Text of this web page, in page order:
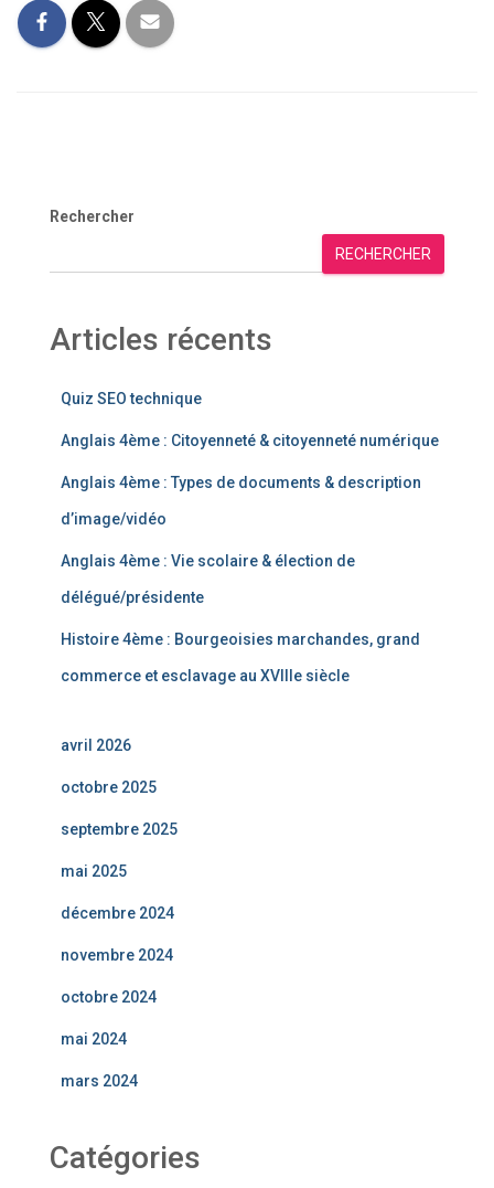
Rechercher
RECHERCHER
Articles récents
Quiz SEO technique
Anglais 4ème : Citoyenneté & citoyenneté numérique
Anglais 4ème : Types de documents & description
d’image/vidéo
Anglais 4ème : Vie scolaire & élection de
délégué/présidente
Histoire 4ème : Bourgeoisies marchandes, grand
commerce et esclavage au XVIIIe siècle
avril 2026
octobre 2025
septembre 2025
mai 2025
décembre 2024
novembre 2024
octobre 2024
mai 2024
mars 2024
Catégories